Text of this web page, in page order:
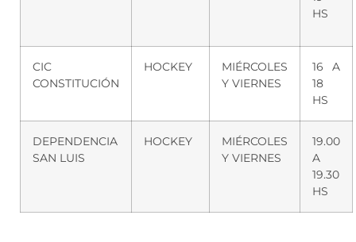
HS
CIC
CONSTITUCIÓN
HOCKEY
MIÉRCOLES
Y VIERNES
16 A
18
HS
DEPENDENCIA
SAN LUIS
HOCKEY
MIÉRCOLES
Y VIERNES
19.00
A
19.30
HS